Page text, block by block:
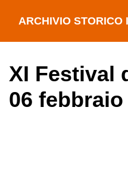
ARCHIVIO STORICO
XI Festival
06 febbraio